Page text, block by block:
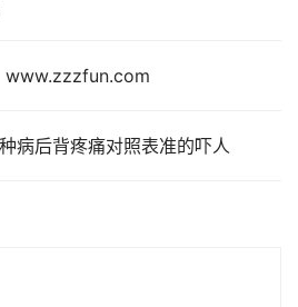
www.zzzfun.com
病后背疼痛对照表准的吓人